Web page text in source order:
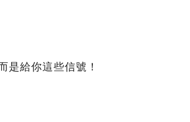
是給你這些信號！